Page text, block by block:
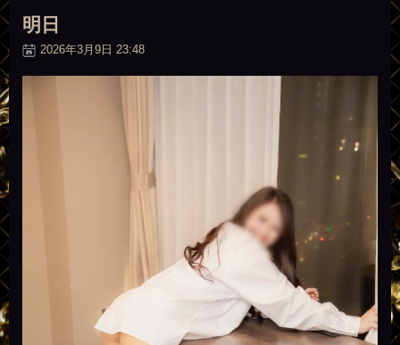
明日
2026年3月9日 23:48